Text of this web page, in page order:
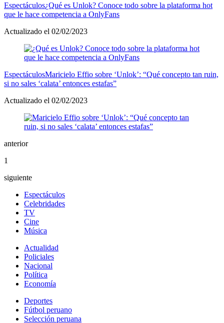
Espectáculos¿Qué es Unlok? Conoce todo sobre la plataforma hot
que le hace competencia a OnlyFans
Actualizado el 02/02/2023
EspectáculosMaricielo Effio sobre ‘Unlok’: “Qué concepto tan ruin,
si no sales ‘calata’ entonces estafas”
Actualizado el 02/02/2023
anterior
1
siguiente
Espectáculos
Celebridades
TV
Cine
Música
Actualidad
Policiales
Nacional
Política
Economía
Deportes
Fútbol peruano
Selección peruana